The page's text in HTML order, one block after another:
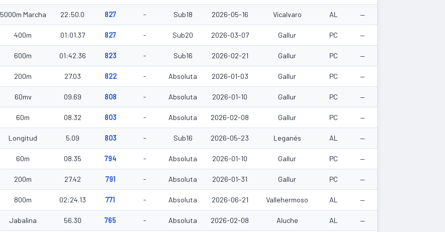
5000m Marcha 22:50.0 827 - Sub18 2026-05-16 Vicalvaro AL —
400m 01:01.37 827 - Sub20 2026-03-07 Gallur PC —
600m 01:42.36 823 - Sub16 2026-02-21 Gallur PC —
200m 27.03 822 - Absoluta 2026-01-03 Gallur PC —
60mv 09.69 808 - Absoluta 2026-01-10 Gallur PC —
60m 08.32 803 - Absoluta 2026-02-08 Gallur PC —
Longitud 5.09 803 - Sub16 2026-05-23 Leganés AL —
60m 08.35 794 - Absoluta 2026-01-10 Gallur PC —
200m 27.42 791 - Absoluta 2026-01-31 Gallur PC —
800m 02:24.13 771 - Absoluta 2026-06-21 Vallehermoso AL —
Jabalina 56.30 765 - Absoluta 2026-02-08 Aluche AL —